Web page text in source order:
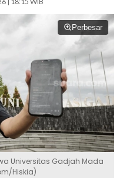
Perbesar
Universitas Gadjah Mada
Hiskia)